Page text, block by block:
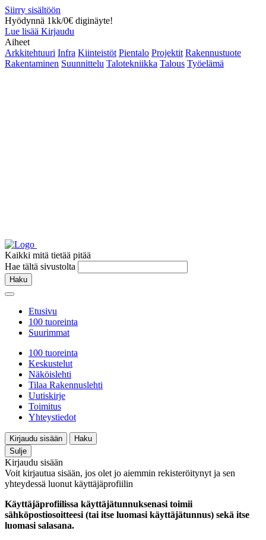
Siirry sisältöön
Hyödynnä 1kk/0€ diginäyte!
Lue lisää Kirjaudu
Aiheet
Arkkitehtuuri Infra Kiinteistöt Pientalo Projektit Rakennustuote
Rakentaminen Suunnittelu Talotekniikka Talous Työelämä
Kaikki mitä tietää pitää
Hae tältä sivustolta
Haku
Etusivu
100 tuoreinta
Suurimmat
100 tuoreinta
Keskustelut
Näköislehti
Tilaa Rakennuslehti
Uutiskirje
Toimitus
Yhteystiedot
Kirjaudu sisään
Haku
Sulje
Kirjaudu sisään
Voit kirjautua sisään, jos olet jo aiemmin rekisteröitynyt ja sen
yhteydessä luonut käyttäjäprofiilin
Käyttäjäprofiilissa käyttäjätunnuksenasi toimii
sähköpostiosoitteesi (tai itse luomasi käyttäjätunnus) sekä itse
luomasi salasana.